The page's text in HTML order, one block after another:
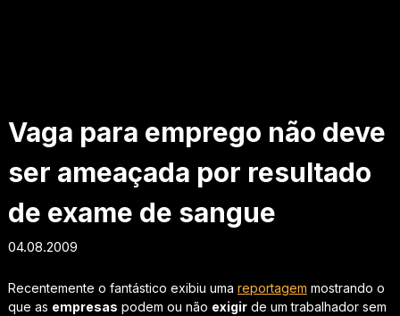
Vaga para emprego não deve
ser ameaçada por resultado
de exame de sangue
04.08.2009
Recentemente o fantástico exibiu uma reportagem mostrando o
que as empresas podem ou não exigirde um trabalhador sem